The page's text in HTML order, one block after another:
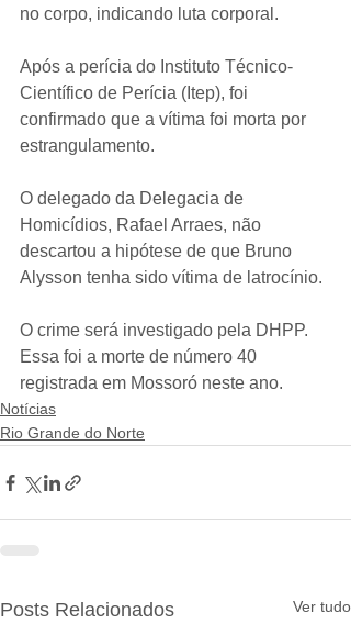
no corpo, indicando luta corporal.
Após a perícia do Instituto Técnico-
Científico de Perícia (Itep), foi
confirmado que a vítima foi morta por
estrangulamento.
O delegado da Delegacia de
Homicídios, Rafael Arraes, não
descartou a hipótese de que Bruno
Alysson tenha sido vítima de latrocínio.
O crime será investigado pela DHPP.
Essa foi a morte de número 40
registrada em Mossoró neste ano.
Notícias
Rio Grande do Norte
Posts Relacionados Ver tudo